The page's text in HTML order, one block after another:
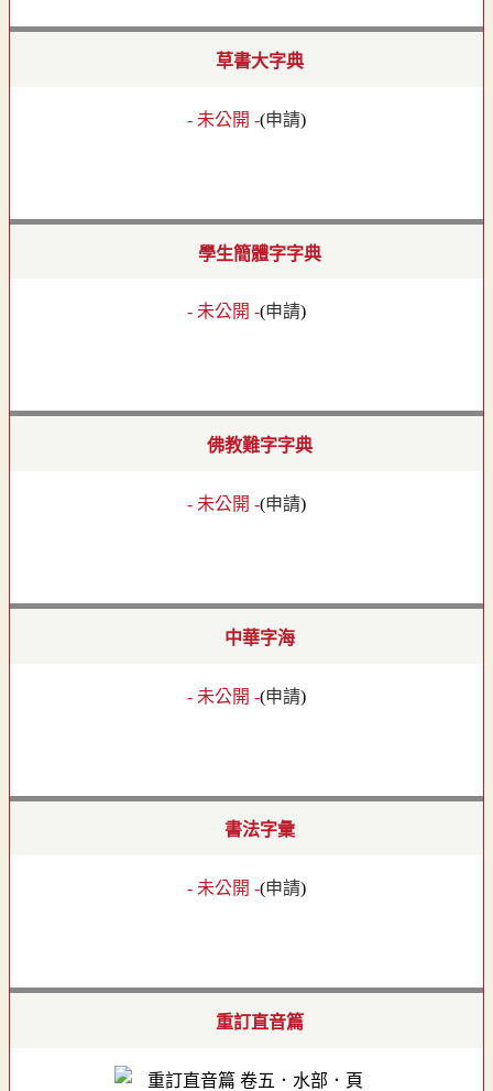
草書大字典
- 未公開 -(申請)
學生簡體字字典
- 未公開 -(申請)
佛教難字字典
- 未公開 -(申請)
中華字海
- 未公開 -(申請)
書法字彙
- 未公開 -(申請)
重訂直音篇